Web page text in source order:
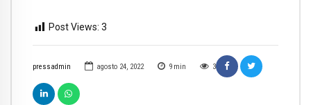
pressadmin agosto 24, 2022 9 min 3
Post Views: 3